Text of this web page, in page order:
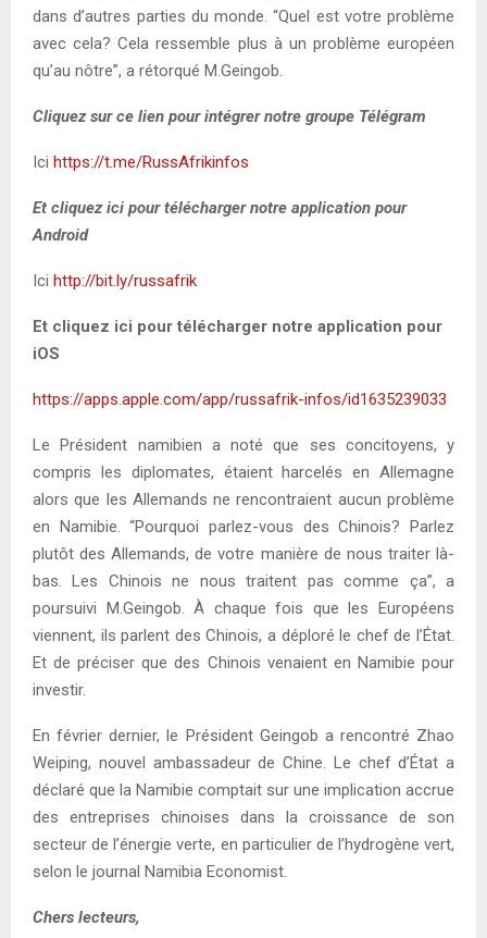
dans d’autres parties du monde. “Quel est votre problème
avec cela? Cela ressemble plus à un problème européen
qu’au nôtre”, a rétorqué M.Geingob.
Cliquez sur ce lien pour intégrer notre groupe Télégram
Ici https://t.me/RussAfrikinfos
Et cliquez ici pour télécharger notre application pour
Android
Ici http://bit.ly/russafrik
Et cliquez ici pour télécharger notre application pour
iOS
https://apps.apple.com/app/russafrik-infos/id1635239033
Le Président namibien a noté que ses concitoyens, y
compris les diplomates, étaient harcelés en Allemagne
alors que les Allemands ne rencontraient aucun problème
en Namibie. “Pourquoi parlez-vous des Chinois? Parlez
plutôt des Allemands, de votre manière de nous traiter là-
bas. Les Chinois ne nous traitent pas comme ça”, a
poursuivi M.Geingob. À chaque fois que les Européens
viennent, ils parlent des Chinois, a déploré le chef de l’État.
Et de préciser que des Chinois venaient en Namibie pour
investir.
En février dernier, le Président Geingob a rencontré Zhao
Weiping, nouvel ambassadeur de Chine. Le chef d’État a
déclaré que la Namibie comptait sur une implication accrue
des entreprises chinoises dans la croissance de son
secteur de l’énergie verte, en particulier de l’hydrogène vert,
selon le journal Namibia Economist.
Chers lecteurs,